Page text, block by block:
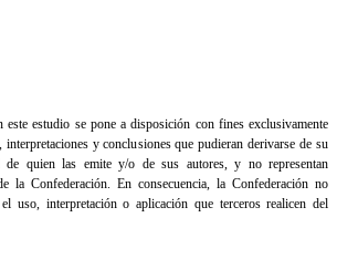
estudio se pone a disposición con fines exclusivamente
y conclusiones que pudieran derivarse de su
de quien las emite y/o de sus autores, y no representan
la Confederación. En consecuencia, la Confederación no
uso, interpretación o aplicación que terceros realicen del